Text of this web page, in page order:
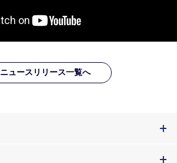
ニュースリリース一覧へ